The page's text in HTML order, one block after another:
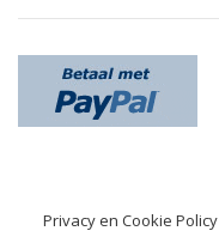
Privacy en Cookie Policy